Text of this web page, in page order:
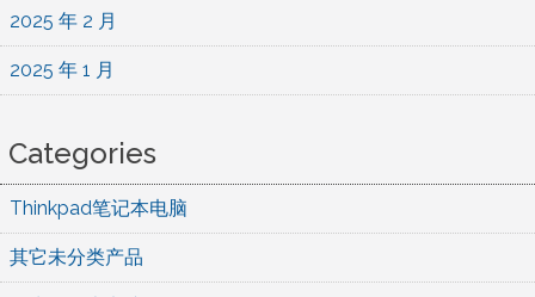
2025 年 2 月
2025 年 1 月
Categories
Thinkpad笔记本电脑
其它未分类产品